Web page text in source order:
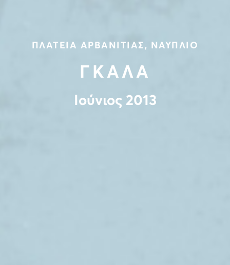
ΠΛΑΤΕΙΑ ΑΡΒΑΝΙΤΙΑΣ, ΝΑΥΠΛΙΟ
ΓΚΑΛΑ
Ιούνιος 2013